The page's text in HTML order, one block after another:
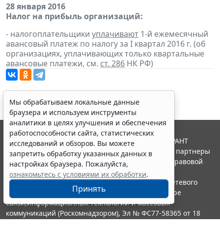
28 января 2016
Налог на прибыль организаций:
- налогоплательщики уплачивают 1-й ежемесячный
авансовый платеж по налогу за I квартал 2016 г. (об
организациях, уплачивающих только квартальные
авансовые платежи, см. ст. 286 НК РФ)
Мы обрабатываем локальные данные
браузера и используем инструменты
аналитики в целях улучшения и обеспечения
работоспособности сайта, статистических
исследований и обзоров. Вы можете
запретить обработку указанных данных в
настройках браузера. Пожалуйста,
ознакомьтесь с условиями их обработки.
Принять
© ООО "НПП "ГАРАНТ-СЕРВИС", 2026. Система ГАРАНТ
выпускается с 1990 года. Компания "Гарант" и ее партнеры
являются участниками Российской ассоциации правовой
информации ГАРАНТ.
Портал ГАРАНТ.РУ зарегистрирован в качестве сетевого
издания Федеральной службой по надзору в сфере
связи,информационных технологий и массовых
коммуникаций (Роскомнадзором), Эл № ФС77-58365 от 18